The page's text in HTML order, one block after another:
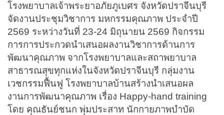
โรงพยาบาลเจ้าพระยาอภัยภูเบศร จังหวัดปราจีนบุรี
จัดงานประชุมวิชาการ มหกรรมคุณภาพ ประจำปี
2569 ระหว่างวันที่ 23-24 มิถุนายน 2569 กิจกรรม
การการประกวดนำเสนอผลงานวิชาการด้านการ
พัฒนาคุณภาพ จากโรงพยาบาลและสถาพยาบาล
สาธารณสุขทุกแห่งในจังหวัดปราจีนบุรี กลุ่มงาน
เวชกรรมฟื้นฟู โรงพยาบาลบ้านสร้างนำเสนอผล
งานการพัฒนาคุณภาพ เรื่อง Happy-hand training
โดย คุณธันย์ชนก พุ่มประสาท นักกายภาพบำบัด